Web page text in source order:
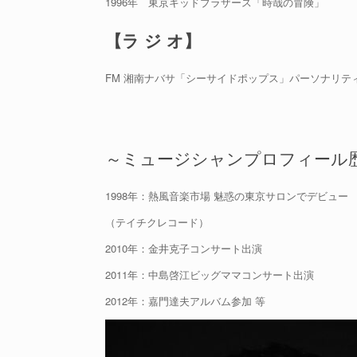
【ラ ジ オ】
FM 湘南ナバサ「シーサイドポップス」パーソナリテ
～ミュージシャンプロフィール
1998年：熱風音楽市場 魅惑の東京サロンでデビュー
（テイチクレコード）
2010年：金井克子コンサート出演
2011年：中島啓江ビッグママコンサート出演
2012年：嘉門達夫アルバム参加 等